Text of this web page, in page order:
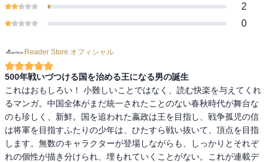
2
0
Reader Store オフィシャル
500年戦いづつける国を治める王になる男の誕生
これはおもしろい！ 小難しいことではなく、読む快楽を与えてくれ
るマンガ。中国全体がまだ統一されたことのない春秋時代が舞台な
のも珍しく、新鮮。国を追われた嬴政は王を目指し、戦争孤児の信
は将軍を目指すふたりの少年は、ひたすら戦い抜いて、頂点を目指
します。無数のキャラクターが登場しながらも、しっかりとそれぞ
れの個性が描き分けられ、埋もれていくことがない。これが連載デ